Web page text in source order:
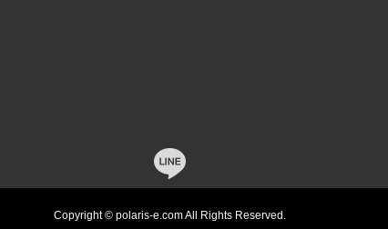
Copyright © polaris-e.com All Rights Reserved.